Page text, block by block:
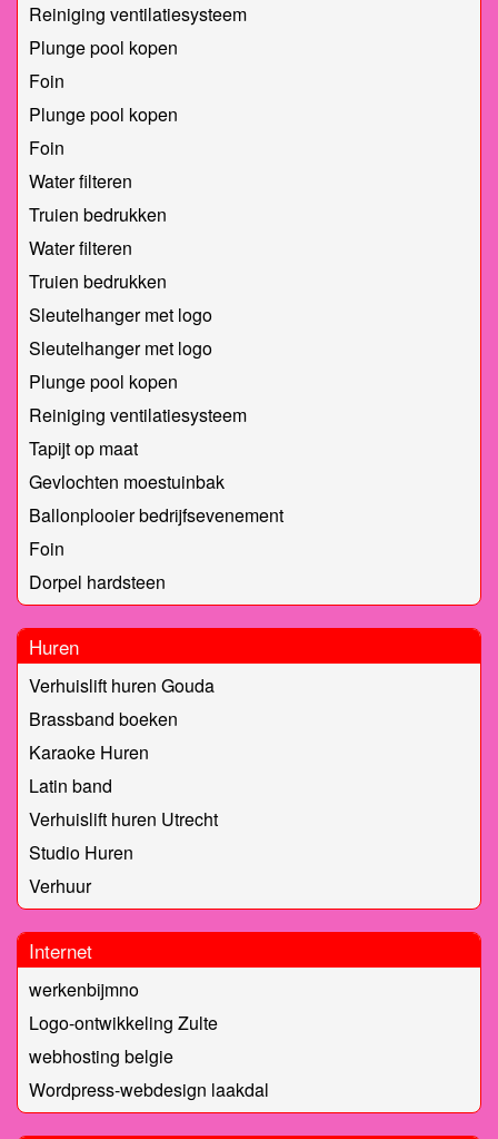
Reiniging ventilatiesysteem
Plunge pool kopen
Foin
Plunge pool kopen
Foin
Water filteren
Truien bedrukken
Water filteren
Truien bedrukken
Sleutelhanger met logo
Sleutelhanger met logo
Plunge pool kopen
Reiniging ventilatiesysteem
Tapijt op maat
Gevlochten moestuinbak
Ballonplooier bedrijfsevenement
Foin
Dorpel hardsteen
Huren
Verhuislift huren Gouda
Brassband boeken
Karaoke Huren
Latin band
Verhuislift huren Utrecht
Studio Huren
Verhuur
Internet
werkenbijmno
Logo-ontwikkeling Zulte
webhosting belgie
Wordpress-webdesign laakdal